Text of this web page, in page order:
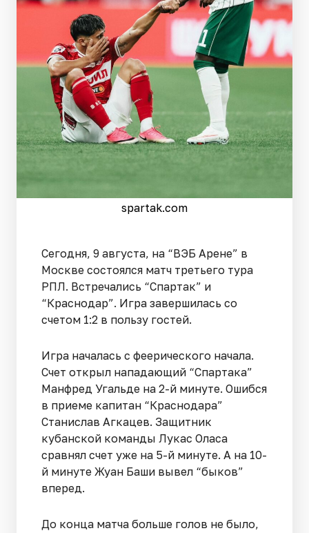
spartak.com
Сегодня, 9 августа, на “ВЭБ Арене” в
Москве состоялся матч третьего тура
РПЛ. Встречались “Спартак” и
“Краснодар”. Игра завершилась со
счетом 1:2 в пользу гостей.
Игра началась с феерического начала.
Счет открыл нападающий “Спартака”
Манфред Угальде на 2-й минуте. Ошибся
в приеме капитан “Краснодара”
Станислав Агкацев. Защитник
кубанской команды Лукас Оласа
сравнял счет уже на 5-й минуте. А на 10-
й минуте Жуан Баши вывел “быков”
вперед.
До конца матча больше голов не было,